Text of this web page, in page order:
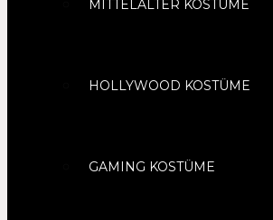
MITTELALTER KOSTÜME
HOLLYWOOD KOSTÜME
GAMING KOSTÜME